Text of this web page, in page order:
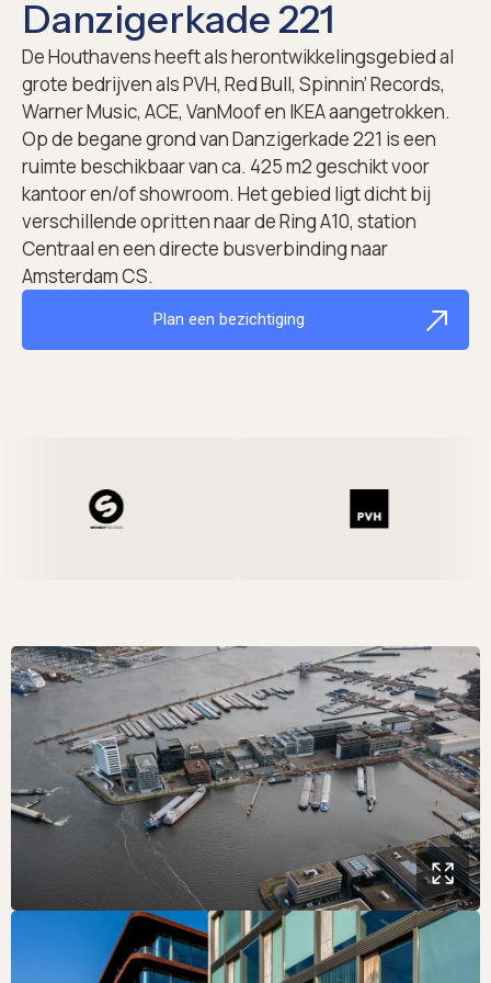
Danzigerkade 221
De Houthavens heeft als herontwikkelingsgebied al
grote bedrijven als PVH, Red Bull, Spinnin’ Records,
Warner Music, ACE, VanMoof en IKEA aangetrokken.
Op de begane grond van Danzigerkade 221 is een
ruimte beschikbaar van ca. 425 m2 geschikt voor
kantoor en/of showroom. Het gebied ligt dicht bij
verschillende opritten naar de Ring A10, station
Centraal en een directe busverbinding naar
Amsterdam CS.
Plan een bezichtiging